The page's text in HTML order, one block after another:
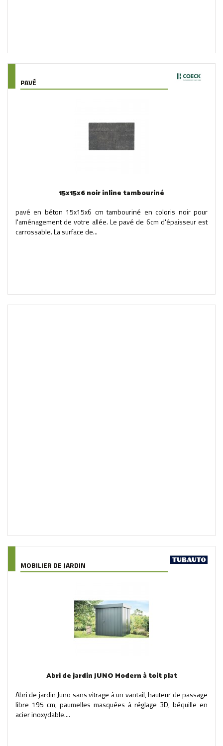
PAVÉ
15x15x6 noir inline tambouriné
pavé en béton 15x15x6 cm tambouriné en coloris noir pour
l'aménagement de votre allée. Le pavé de 6cm d'épaisseur est
carrossable. La surface de...
MOBILIER DE JARDIN
Abri de jardin JUNO Modern à toit plat
Abri de jardin Juno sans vitrage à un vantail, hauteur de passage
libre 195 cm, paumelles masquées à réglage 3D, béquille en
acier inoxydable....